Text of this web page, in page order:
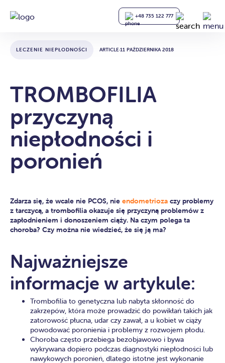
+48 735 122 777
LECZENIE NIEPŁODNOŚCI ARTICLE·11 PAŹDZIERNIKA 2018
TROMBOFILIA
przyczyną
niepłodności i
poronień
Zdarza się, że wcale nie PCOS, nie endometrioza czy problemy
z tarczycą, a trombofilia okazuje się przyczyną problemów z
zapłodnieniem i donoszeniem ciąży. Na czym polega ta
choroba? Czy można nie wiedzieć, że się ją ma?
Najważniejsze
informacje w artykule:
Trombofilia to genetyczna lub nabyta skłonność do
zakrzepów, która może prowadzić do powikłań takich jak
zatorowość płucna, udar czy zawał, a u kobiet w ciąży
powodować poronienia i problemy z rozwojem płodu.
Choroba często przebiega bezobjawowo i bywa
wykrywana dopiero podczas diagnostyki niepłodności lub
nawykowych poronień, dlatego istotne jest wykonanie